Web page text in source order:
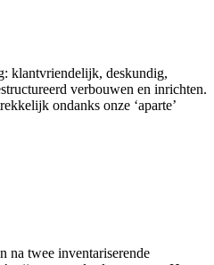
klantvriendelijk, deskundig,
verbouwen en inrichten.
ondanks onze ‘aparte’
na twee inventariserende